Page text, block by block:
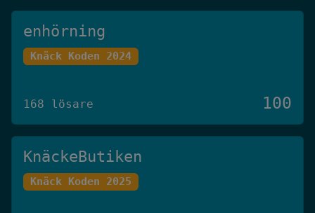
enhörning
Knäck Koden 2024
168 lösare 100
KnäckeButiken
Knäck Koden 2025